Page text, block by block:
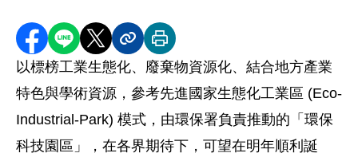
分享至 Facebook
分享到 LINE
分享到 X分享內容連結
列印本頁
以標榜工業生態化、廢棄物資源化、結合地方產業
特色與學術資源，參考先進國家生態化工業區 (Eco-
Industrial-Park) 模式，由環保署負責推動的「環保
科技園區」，在各界期待下，可望在明年順利誕